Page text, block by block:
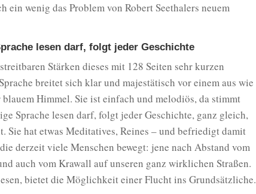
ein wenig das Problem von Robert Seethalers neuem
lesen darf, folgt jeder Geschichte
Stärken dieses mit 128 Seiten sehr kurzen
breitet sich klar und majestätisch vor einem aus wie
Himmel. Sie ist einfach und melodiös, da stimmt
Sprache lesen darf, folgt jeder Geschichte, ganz gleich,
Sie hat etwas Meditatives, Reines – und befriedigt damit
derzeit viele Menschen bewegt: jene nach Abstand vom
auch vom Krawall auf unseren ganz wirklichen Straßen.
bietet die Möglichkeit einer Flucht ins Grundsätzliche.